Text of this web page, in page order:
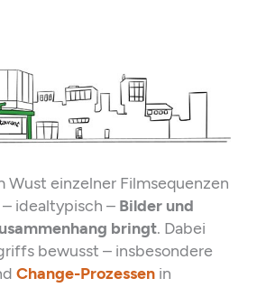
einzelner Filmsequenzen
idealtypisch – Bilder und
bringt. Dabei
bewusst – insbesondere
Change-Prozessen in